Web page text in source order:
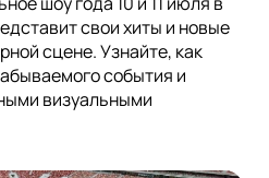
свои хиты и новые
сцене. Узнайте, как
события и
визуальными